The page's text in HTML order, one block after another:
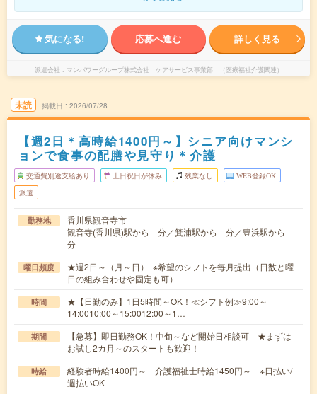
気になる! 応募へ進む 詳しく見る
派遣会社 マンパワーグループ株式会社 ケアサービス事業部 （医療福祉介護関連）
未読 掲載日 2026/07/28
【週2日＊高時給1400円～】シニア向けマンシ
ョンで食事の配膳や見守り＊介護
交通費別途支給あり 土日祝日が休み 残業なし WEB登録OK
派遣
勤務地
香川県観音寺市
観音寺(香川県)駅から---分／箕浦駅から---分／豊浜駅から---
分
曜日頻度
★週2日～（月～日） ※希望のシフトを毎月提出（日数と曜
日の組み合わせや固定も可）
時間
★【日勤のみ】1日5時間～OK！≪シフト例≫9:00～
14:0010:00～15:0012:00～1…
期間
【急募】即日勤務OK！中旬～など開始日相談可 ★まずは
お試し2カ月～のスタートも歓迎！
時給
経験者時給1400円～ 介護福祉士時給1450円～ ※日払い/
週払いOK